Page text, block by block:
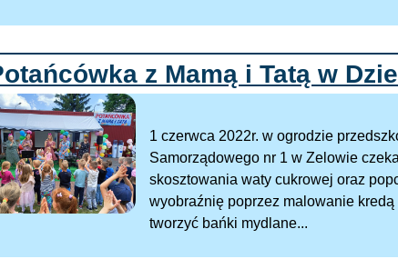
z Mamą i Tatą w
1 czerwca 2022r. w ogrodzie
Samorządowego nr 1 w Zelowie
skosztowania waty cukrowej oraz
wyobraźnię poprzez malowanie
tworzyć bańki mydlane...